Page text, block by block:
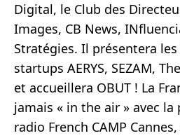
Digital, le Club des
Images, CB News,
Stratégies. Il présentera
startups AERYS, SEZAM,
et accueillera OBUT ! La
jamais « in the air » avec la
radio French CAMP